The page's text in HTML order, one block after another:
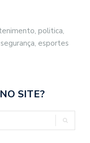
politica,
esportes
SITE?